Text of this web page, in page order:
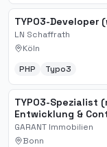
TYPO3-Developer
LN Schaffrath
Köln
PHP
Typo3
TYPO3-Spezialist
Entwicklung &
GARANT Immobilien
Bonn